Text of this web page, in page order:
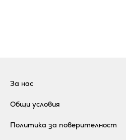
За нас
Общи условия
Политика за поверителност